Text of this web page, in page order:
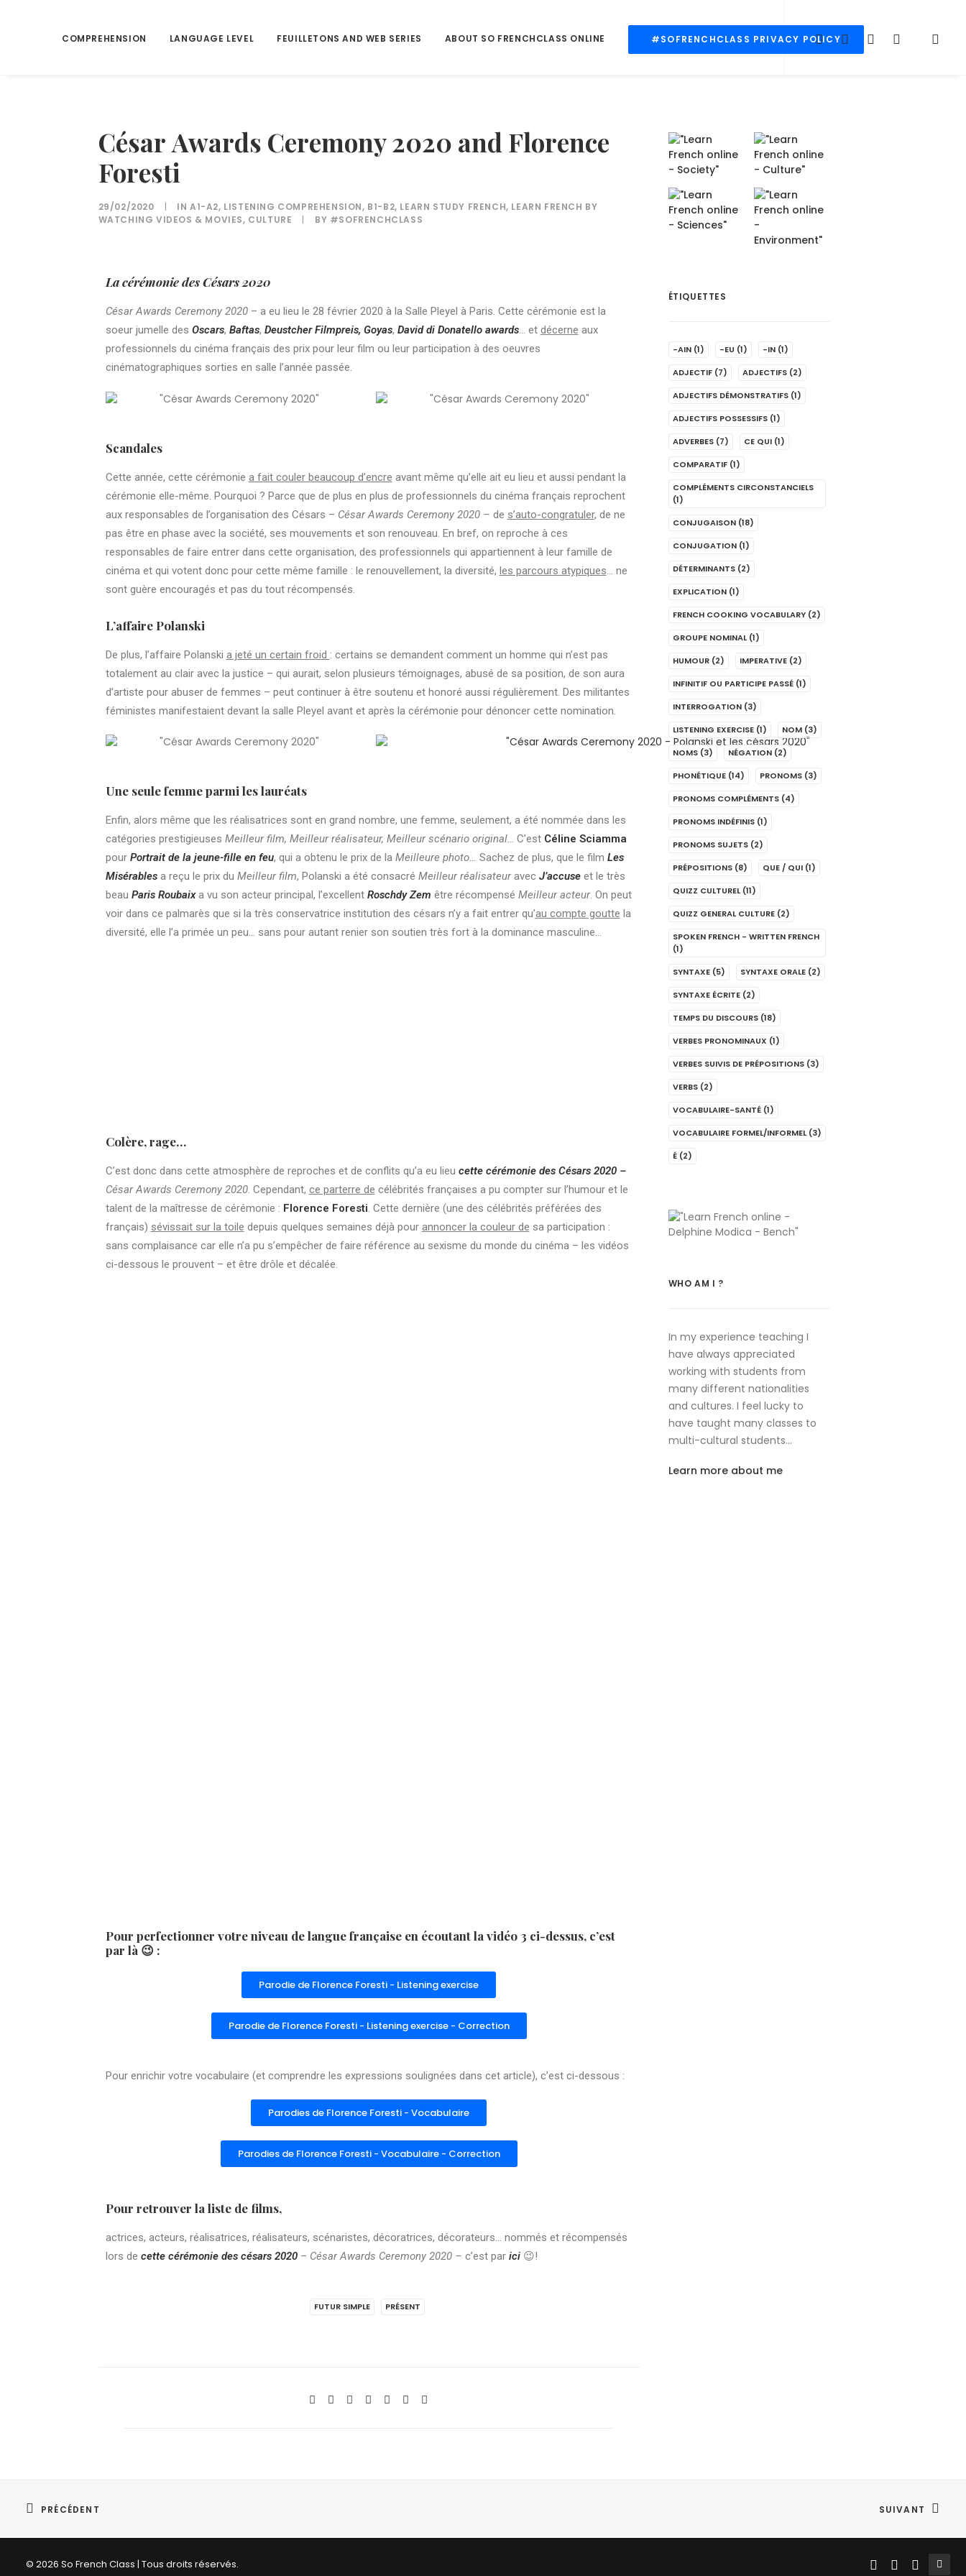
COMPREHENSION LANGUAGE LEVEL FEUILLETONS AND WEB SERIES ABOUT SO FRENCHCLASS ONLINE #SOFRENCHCLASS PRIVACY POLICY
César Awards Ceremony 2020 and Florence
Foresti
29/02/2020 | IN A1-A2, LISTENING COMPREHENSION, B1-B2, LEARN STUDY FRENCH, LEARN FRENCH BY
WATCHING VIDEOS & MOVIES, CULTURE | BY #SOFRENCHCLASS
La cérémonie des Césars2020
César Awards Ceremony 2020– a eu lieu le 28 février 2020 à la Salle Pleyel à Paris. Cette cérémonie est la
soeur jumelle des Oscars, Baftas, DeustcherFilmpreis, Goyas, David di Donatello awards… et décerne aux
professionnels du cinéma français des prix pour leur film ou leur participation à des oeuvres
cinématographiques sorties en salle l’année passée.
Scandales
Cette année, cette cérémonie a fait couler beaucoup d’encre avant même qu’elle ait eu lieu et aussi pendant la
cérémonie elle-même. Pourquoi ? Parce que de plus en plus de professionnels du cinéma français reprochent
aux responsables de l’organisation des Césars – César Awards Ceremony 2020 – de s’auto-congratuler, de ne
pas être en phase avec la société, ses mouvements et son renouveau. En bref, on reproche à ces
responsables de faire entrer dans cette organisation, des professionnels qui appartiennent à leur famille de
cinéma et qui votent donc pour cette même famille : le renouvellement, la diversité, les parcours atypiques… ne
sont guère encouragés et pas du tout récompensés.
L’affaire Polanski
De plus, l’affaire Polanski a jeté un certain froid : certains se demandent comment un homme qui n’est pas
totalement au clair avec la justice – qui aurait, selon plusieurs témoignages, abusé de sa position, de son aura
d’artiste pour abuser de femmes – peut continuer à être soutenu et honoré aussi régulièrement. Des militantes
féministes manifestaient devant la salle Pleyel avant et après la cérémonie pour dénoncer cette nomination.
Une seule femme parmi les lauréats
Enfin, alors même que les réalisatrices sont en grand nombre, une femme, seulement, a été nommée dans les
catégories prestigieuses Meilleur film, Meilleur réalisateur, Meilleur scénario original… C’est Céline Sciamma
pour Portrait de la jeune-fille en feu, qui a obtenu le prix de la Meilleure photo… Sachez de plus, que le film Les
Misérablesa reçu le prix du Meilleur film, Polanski a été consacré Meilleur réalisateuravec J’accuseet le très
beau Paris Roubaixa vu son acteur principal, l’excellent Roschdy Zem être récompensé Meilleur acteur. On peut
voir dans ce palmarès que si la très conservatrice institution des césars n’y a fait entrer qu’au compte goutte la
diversité, elle l’a primée un peu… sans pour autant renier son soutien très fort à la dominance masculine…
Colère, rage…
C’est donc dans cette atmosphère de reproches et de conflits qu’a eu lieu cette cérémonie des Césars 2020 –
César Awards Ceremony 2020. Cependant, ce parterre de célébrités françaises a pu compter sur l’humour et le
talent de la maîtresse de cérémonie : Florence Foresti. Cette dernière (une des célébrités préférées des
français) sévissait sur la toile depuis quelques semaines déjà pour annoncer la couleur de sa participation :
sans complaisance car elle n’a pu s’empêcher de faire référence au sexisme du monde du cinéma – les vidéos
ci-dessous le prouvent – et être drôle et décalée.
Pour perfectionner votre niveau de langue française en écoutant la vidéo 3 ci-dessus, c’est
par là 😉 :
Parodie de Florence Foresti - Listening exercise
Parodie de Florence Foresti - Listening exercise - Correction
Pour enrichir votre vocabulaire (et comprendre les expressions soulignées dans cet article), c’est ci-dessous :
Parodies de Florence Foresti - Vocabulaire
Parodies de Florence Foresti - Vocabulaire - Correction
Pour retrouver la liste de films,
actrices, acteurs, réalisatrices, réalisateurs, scénaristes, décoratrices, décorateurs… nommés et récompensés
lors de cette cérémonie des césars 2020– César Awards Ceremony 2020 – c’est parici 😉!
FUTUR SIMPLE PRÉSENT
ÉTIQUETTES
-AIN(1) -EU (1) -IN(1)
ADJECTIF(7) ADJECTIFS(2)
ADJECTIFS DÉMONSTRATIFS(1)
ADJECTIFS POSSESSIFS(1)
ADVERBES(7) CE QUI(1)
COMPARATIF(1)
COMPLÉMENTS CIRCONSTANCIELS
(1)
CONJUGAISON(18)
CONJUGATION(1)
DÉTERMINANTS(2)
EXPLICATION(1)
FRENCH COOKING VOCABULARY(2)
GROUPE NOMINAL(1)
HUMOUR(2) IMPERATIVE(2)
INFINITIF OU PARTICIPE PASSÉ(1)
INTERROGATION(3)
LISTENING EXERCISE(1) NOM(3)
NOMS(3) NÉGATION(2)
PHONÉTIQUE(14) PRONOMS(3)
PRONOMS COMPLÉMENTS(4)
PRONOMS INDÉFINIS(1)
PRONOMS SUJETS(2)
PRÉPOSITIONS(8) QUE / QUI(1)
QUIZZ CULTUREL(11)
QUIZZ GENERAL CULTURE(2)
SPOKEN FRENCH - WRITTEN FRENCH
(1)
SYNTAXE(5) SYNTAXE ORALE(2)
SYNTAXE ÉCRITE(2)
TEMPS DU DISCOURS(18)
VERBES PRONOMINAUX (1)
VERBES SUIVIS DE PRÉPOSITIONS(3)
VERBS(2)
VOCABULAIRE-SANTÉ(1)
VOCABULAIRE FORMEL/INFORMEL(3)
É(2)
WHO AM I ?
In my experience teaching I
have always appreciated
working with students from
many different nationalities
and cultures. I feel lucky to
have taught many classes to
multi-cultural students…
Learn more about me
PRÉCÉDENT SUIVANT
© 2026 So French Class | Tous droits réservés.